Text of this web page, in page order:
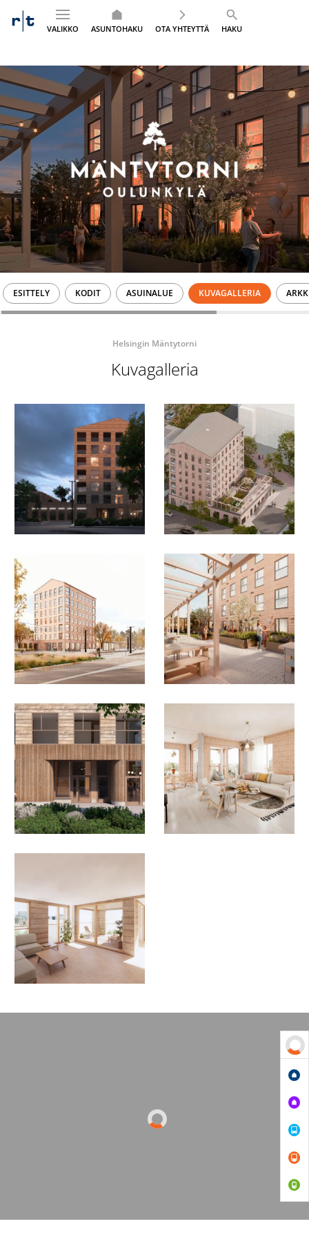
sisältöön
VALIKKO ASUNTOHAKU OTA YHTEYTTÄ HAKU
ESITTELY KODIT ASUINALUE KUVAGALLERIA
Helsingin Mäntytorni
Kuvagalleria